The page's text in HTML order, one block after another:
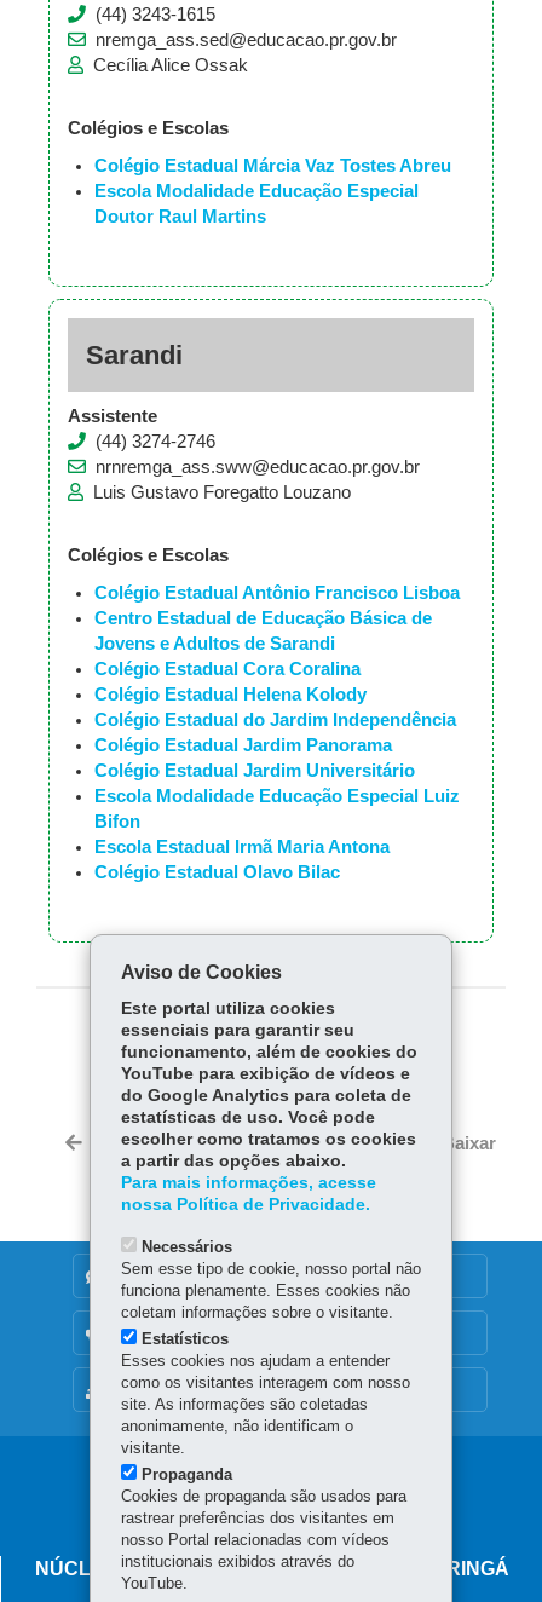
(44) 3243-1615
nremga_ass.sed@educacao.pr.gov.br
Cecília Alice Ossak
Colégios e Escolas
Colégio Estadual Márcia Vaz Tostes Abreu
Escola Modalidade Educação Especial
Doutor Raul Martins
Sarandi
Assistente
(44) 3274-2746
nrnremga_ass.sww@educacao.pr.gov.br
Luis Gustavo Foregatto Louzano
Colégios e Escolas
Colégio Estadual Antônio Francisco Lisboa
Centro Estadual de Educação Básica de
Jovens e Adultos de Sarandi
Colégio Estadual Cora Coralina
Colégio Estadual Helena Kolody
Colégio Estadual do Jardim Independência
Colégio Estadual Jardim Panorama
Colégio Estadual Jardim Universitário
Escola Modalidade Educação Especial Luiz
Bifon
Escola Estadual Irmã Maria Antona
Colégio Estadual Olavo Bilac
COMPARTILHE:
Fa
ce
bo
ok
Tw
itt
er
W
ha
ts
p
Voltar Início Imprimir Baixar
MAPA DO SITE
DENUNCIE CORRUPÇÃO
OUVIDORIA
Navegação
principal
NÚCLEO REGIONAL DE EDUCAÇÃO DE MARINGÁ
Aviso de Cookies
Este portal utiliza cookies
essenciais para garantir seu
funcionamento, além de cookies do
YouTube para exibição de vídeos e
do Google Analytics para coleta de
estatísticas de uso. Você pode
escolher como tratamos os cookies
a partir das opções abaixo.
Para mais informações, acesse
nossa Política de Privacidade.
Necessários
Sem esse tipo de cookie, nosso portal não
funciona plenamente. Esses cookies não
coletam informações sobre o visitante.
Estatísticos
Esses cookies nos ajudam a entender
como os visitantes interagem com nosso
site. As informações são coletadas
anonimamente, não identificam o
visitante.
Propaganda
Cookies de propaganda são usados para
rastrear preferências dos visitantes em
nosso Portal relacionadas com vídeos
institucionais exibidos através do
YouTube.